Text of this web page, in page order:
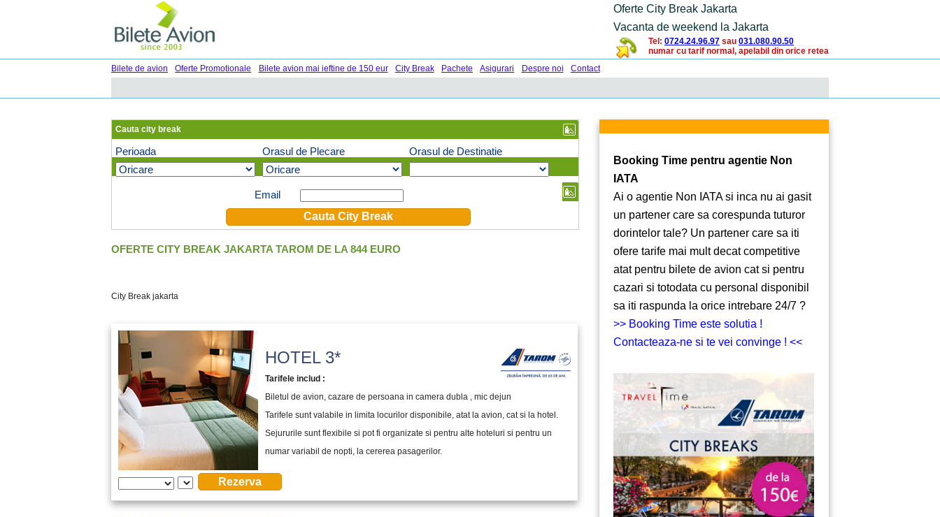
Oferte City Break Jakarta
Vacanta de weekend la Jakarta
Tel: 0724.24.96.97 sau 031.080.90.50
numar cu tarif normal, apelabil din orice retea
Bilete de avion
Oferte Promotionale Bilete avion mai ieftine de 150 eur City Break Pachete Asigurari Despre noi Contact
Cauta city break
Perioada Orasul de Plecare Orasul de Destinatie
Email
OFERTE CITY BREAK JAKARTA TAROM DE LA 844 EURO
City Break jakarta
HOTEL 3*
Tarifele includ :
Biletul de avion, cazare de persoana in camera dubla , mic dejun
Tarifele sunt valabile in limita locurilor disponibile, atat la avion, cat si la hotel.
Sejururile sunt flexibile si pot fi organizate si pentru alte hoteluri si pentru un
numar variabil de nopti, la cererea pasagerilor.
Booking Time pentru agentie Non
IATA
Ai o agentie Non IATA si inca nu ai gasit
un partener care sa corespunda tuturor
dorintelor tale? Un partener care sa iti
ofere tarife mai mult decat competitive
atat pentru bilete de avion cat si pentru
cazari si totodata cu personal disponibil
sa iti raspunda la orice intrebare 24/7 ?
>> Booking Time este solutia !
Contacteaza-ne si te vei convinge ! <<